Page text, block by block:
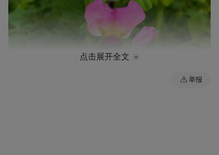
点击展开全文
举报